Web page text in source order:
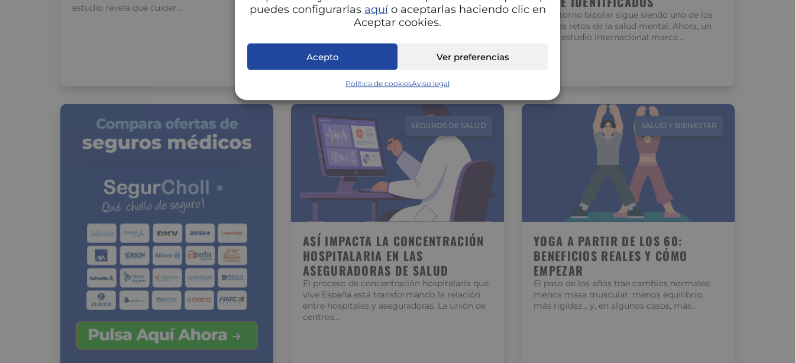
puedes configurarlas aquío aceptarlas haciendo clic en
Aceptar cookies.
Acepto Ver preferencias
Política de cookiesAviso legal
estudio revela que cuidar…
menstrual puede marcar una gran diferencia
en tu energía, estado de ánimo…
El trastorno bipolar sigue siendo uno de los
grandes retos de la salud mental. Ahora, un
nuevo estudio internacional marca…
SEGUROS DE SALUD
ASÍ IMPACTA LA CONCENTRACIÓN
HOSPITALARIA EN LAS
ASEGURADORAS DE SALUD
El proceso de concentración hospitalaria que
vive España está transformando la relación
entre hospitales y aseguradoras. La unión de
centros…
SALUD Y BIENESTAR
YOGA A PARTIR DE LOS 60:
BENEFICIOS REALES Y CÓMO
EMPEZAR
El paso de los años trae cambios normales:
menos masa muscular, menos equilibrio,
más rigidez… y, en algunos casos, más…